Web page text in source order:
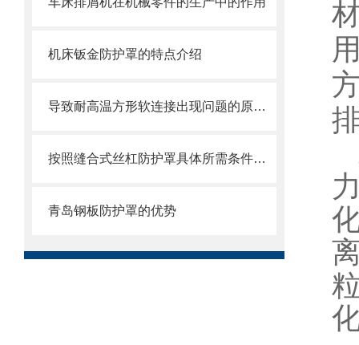
机床钣金防护罩的特点介绍
导致耐高温方形软连接出现问题的原因大家都遇到哪些？
按照缝合式丝杠防护罩具体所需条件定制
青岛钢板防护罩的优势